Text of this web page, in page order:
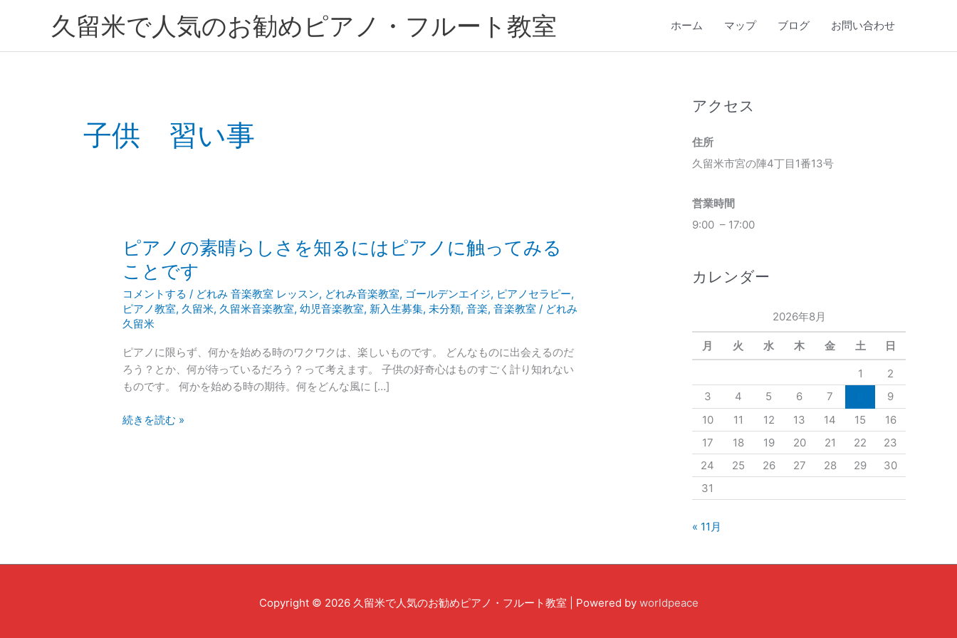
久留米で人気のお勧めピアノ・フルート教室 ホーム マップ ブログ お問い合わせ
子供 習い事
ピアノの素晴らしさを知るにはピアノに触ってみる
ことです
コメントする / どれみ 音楽教室 レッスン, どれみ音楽教室, ゴールデンエイジ, ピアノセラピー,
ピアノ教室, 久留米, 久留米音楽教室,幼児音楽教室, 新入生募集,未分類,音楽,音楽教室 / どれみ
久留米
ピアノに限らず、何かを始める時のワクワクは、楽しいものです。 どんなものに出会えるのだ
ろう？とか、何が待っているだろう？って考えます。 子供の好奇心はものすごく計り知れない
ものです。 何かを始める時の期待。何をどんな風に […]
ピ
ア
ノ
の
素
晴
ら
し
さ
を
知
っ
続きを読む »
アクセス
住所
久留米市宮の陣4丁目1番13号
営業時間
9:00 – 17:00
カレンダー
2026年8月
月 火 水 木 金 土 日
1
2
3
4 5 6 7
9
10
11 12 13 14 15
16
17
18 19 20 21 22
23
24
25 26 27 28 29
30
31
« 11月
Copyright © 2026 久留米で人気のお勧めピアノ・フルート教室 | Powered by worldpeace